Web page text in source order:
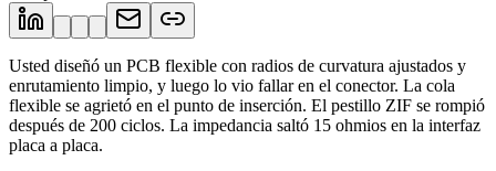
Usted diseñó un PCB flexible con radios de curvatura ajustados y
enrutamiento limpio, y luego lo vio fallar en el conector. La cola
flexible se agrietó en el punto de inserción. El pestillo ZIF se rompió
después de 200 ciclos. La impedancia saltó 15 ohmios en la interfaz
placa a placa.